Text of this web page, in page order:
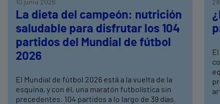
10 junio 2026
La dieta del campeón: nutrición
saludable para disfrutar los 104
partidos del Mundial de fútbol
2026
El Mundial de fútbol 2026 está a la vuelta de la
esquina, y con él, una maratón futbolística sin
precedentes: 104 partidos a lo largo de 39 días.